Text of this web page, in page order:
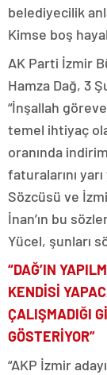
belediyecilik
Kimse boş
AK Parti İzmir
Hamza Dağ, 3
“İnşallah
temel ihtiyaç
oranında
faturalarını
Sözcüsü ve
İnan’ın bu
Yücel, şunları
“DAĞ’IN
KENDİSİ
ÇALIŞMADIĞI
GÖSTERİYOR”
“AKP İzmir